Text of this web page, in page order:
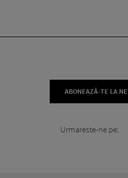
ABONEAZĂ-TE LA
Urmareste-ne pe: